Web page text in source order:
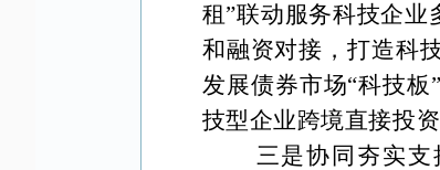
租”联动服务科技企
和融资对接，打造科
发展债券市场“科技
技型企业跨境直接投
三是协同夯实